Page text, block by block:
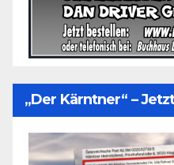
„Der Kärntner“ –